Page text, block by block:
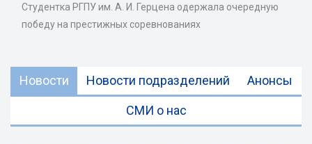
Студентка РГПУ им. А. И. Герцена одержала очередную
победу на престижных соревнованиях
Новости Новости подразделений Анонсы
СМИ о нас